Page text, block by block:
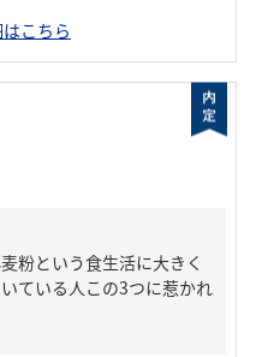
こちら
粉という食生活に大きく
ている人この3つに惹かれ